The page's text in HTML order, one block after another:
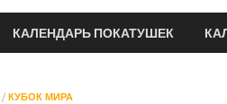
КАЛЕНДАРЬ ПОКАТУШЕК
/ КУБОК МИРА